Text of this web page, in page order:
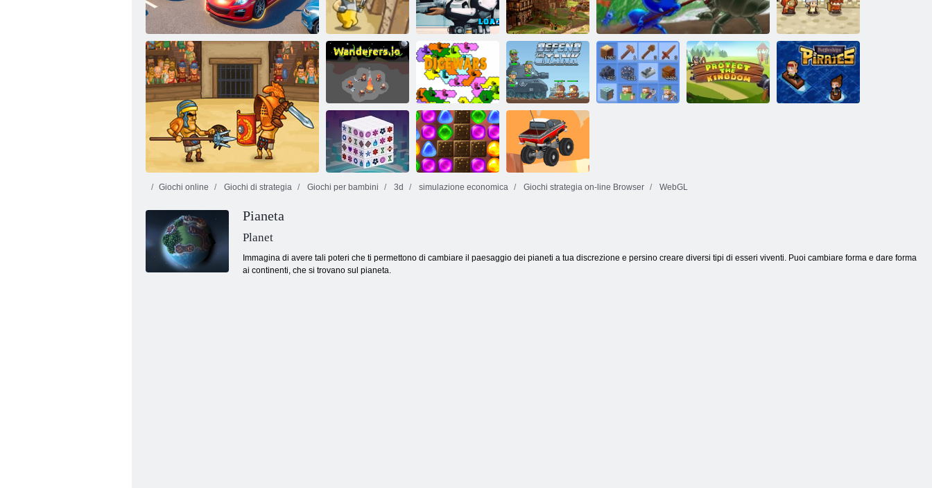
Concessionaria di automobili
Barone delle
armi
Maestro della
scatola cieca
Momenti di
cucina
Impressionante
conquista
Tutela del
crociato
Mad
combattimento
Marines
Forge of
Empires
Dessert Felice
Vagabondi. io Guerre di dadi
Difendi il carro
armato
Giochi online Giochi di strategia Giochi per bambini 3d simulazione economica Giochi strategia on-line Browser WebGL
Pianeta
Planet
Immagina di avere tali poteri che ti permettono di cambiare il paesaggio dei pianeti a tua discrezione e persino creare diversi tipi di esseri viventi. Puoi cambiare forma e dare forma
ai continenti, che si trovano sul pianeta.